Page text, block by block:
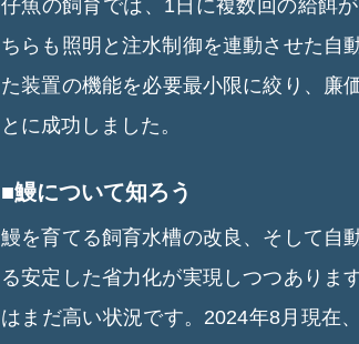
仔魚の飼育では、1日に複数回の給餌
ちらも照明と注水制御を連動させた自
た装置の機能を必要最小限に絞り、廉
とに成功しました。
■鰻について知ろう
鰻を育てる飼育水槽の改良、そして自
る安定した省力化が実現しつつありま
はまだ高い状況です。2024年8月現在